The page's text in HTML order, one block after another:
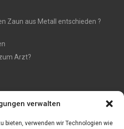
verwalten
bieten, verwenden wir Technologien wie
Zaun aus Metall entschieden ?
Arzt?
Bonn!
für 2021